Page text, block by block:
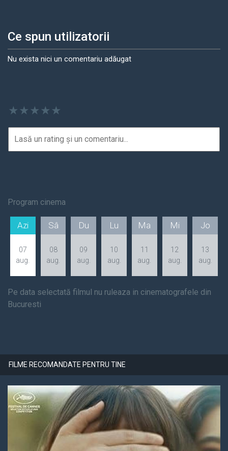
Ce spun utilizatorii
Nu exista nici un comentariu adăugat
★
★
★
★
★
Program cinema
Azi
07
aug.
Sâ
08
aug.
Du
09
aug.
Lu
10
aug.
Ma
11
aug.
Mi
12
aug.
Jo
13
aug.
Pe data selectată filmul nu ruleaza in cinematografele din
Bucuresti
FILME RECOMANDATE PENTRU TINE